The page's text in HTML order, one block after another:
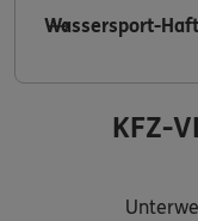
Wassersport-
KFZ-